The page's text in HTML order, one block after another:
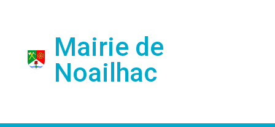
Mairie de
Noailhac